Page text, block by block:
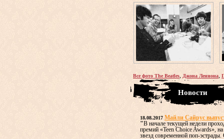
Все фото The Beatles, Джона Леннона,
Новости
18.08.2017 Майли Сайрус
"В начале текущей недели
премий «Teen Choice Awards»,
звезд современной поп-